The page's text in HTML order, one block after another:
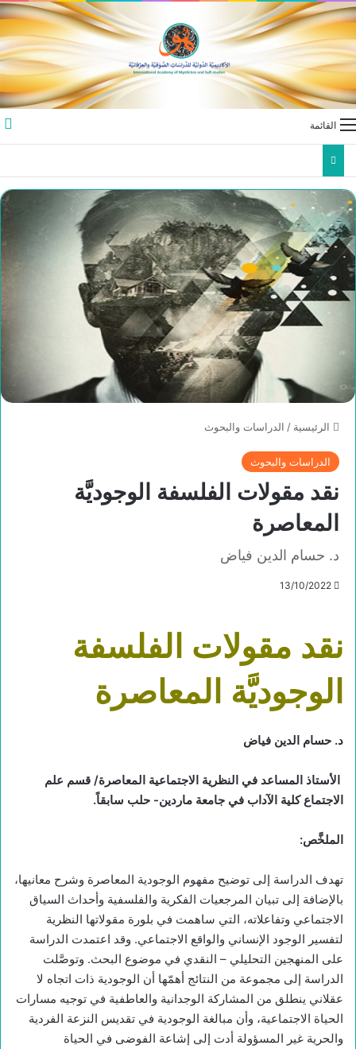
القائمة
الرئيسية / الدراسات والبحوث
الدراسات والبحوث
نقد مقولات الفلسفة الوجوديَّة
المعاصرة
د. حسام الدين فياض
13/10/2022
نقد مقولات الفلسفة
الوجوديَّة المعاصرة
د. حسام الدين فياض
الأستاذ المساعد في النظرية الاجتماعية المعاصرة/ قسم علم
الاجتماع كلية الآداب في جامعة ماردين- حلب سابقاً.
الملخَّص:
تهدف الدراسة إلى توضيح مفهوم الوجودية المعاصرة وشرح معانيها،
بالإضافة إلى تبيان المرجعيات الفكرية والفلسفية وأحداث السياق
الاجتماعي وتفاعلاته، التي ساهمت في بلورة مقولاتها النظرية
لتفسير الوجود الإنساني والواقع الاجتماعي. وقد اعتمدت الدراسة
على المنهجين التحليلي – النقدي في موضوع البحث. وتوصَّلت
الدراسة إلى مجموعة من النتائج أهمّها أن الوجودية ذات اتجاه لا
عقلاني ينطلق من المشاركة الوجدانية والعاطفية في توجيه مسارات
الحياة الاجتماعية، وأن مبالغة الوجودية في تقديس النزعة الفردية
والحرية غير المسؤولة أدت إلى إشاعة الفوضى في الحياة